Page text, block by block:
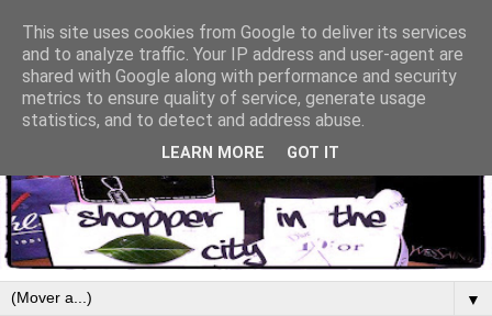
▼
This site uses cookies from Google to deliver its services
and to analyze traffic. Your IP address and user-agent are
shared with Google along with performance and security
metrics to ensure quality of service, generate usage
statistics, and to detect and address abuse.
LEARN MORE GOT IT